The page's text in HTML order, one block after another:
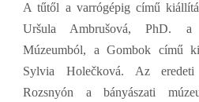
A tűtől a varrógépig című
Uršula Ambrušová, PhD. a
Múzeumból, a Gombok című
Sylvia Holečková. Az
Rozsnyón a bányászati